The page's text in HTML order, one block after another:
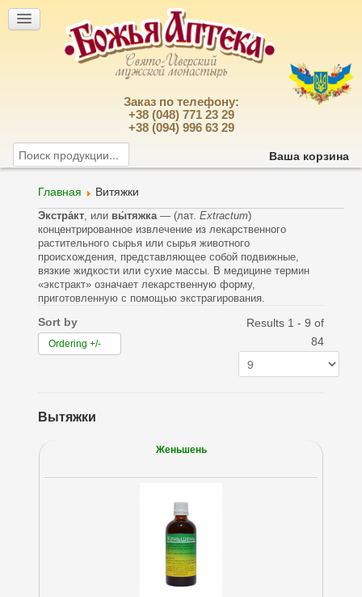
Заказ по телефону:
+38 (048) 771 23 29
+38 (094) 996 63 29
Ваша корзина
Главная Витяжки
Экстра́кт, или вы́тяжка— (лат. Extractum)
концентрированное извлечение из лекарственного
растительного сырья или сырья животного
происхождения, представляющее собой подвижные,
вязкие жидкости или сухие массы. В медицине термин
«экстракт» означает лекарственную форму,
приготовленную с помощью экстрагирования.
Sort by
Ordering +/-
Results 1 - 9 of
84
Вытяжки
Женьшень